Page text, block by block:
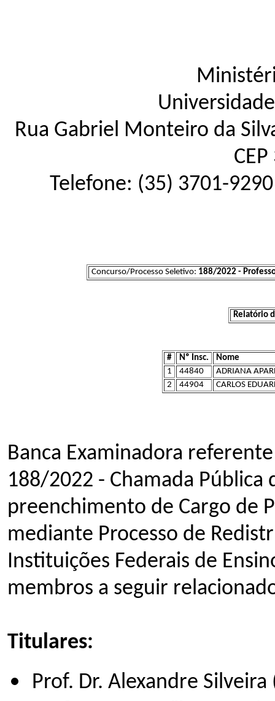
Rua Gabriel Monteiro da
Telefone: (35) 3701-
Concurso/Processo Seletivo: 188/2022 -
Relatório
# Nº Insc.
Nome
1
44840
ADRIANA
2
44904 CARLOS
Banca Examinadora
188/2022 - Chamada
preenchimento de Cargo de
mediante Processo de
Instituições Federais de
membros a seguir
Titulares:
Prof. Dr. Alexandre